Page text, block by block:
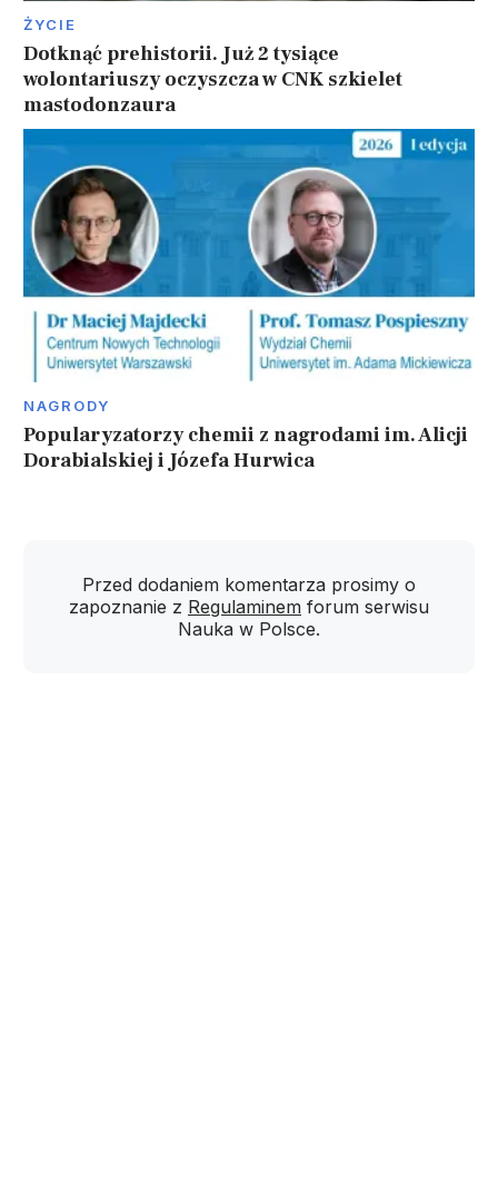
ŻYCIE
Dotknąć prehistorii. Już 2 tysiące
wolontariuszy oczyszcza w CNK szkielet
mastodonzaura
NAGRODY
Popularyzatorzy chemii z nagrodami im. Alicji
Dorabialskiej i Józefa Hurwica
Przed dodaniem komentarza prosimy o
zapoznanie z Regulaminem forum serwisu
Nauka w Polsce.